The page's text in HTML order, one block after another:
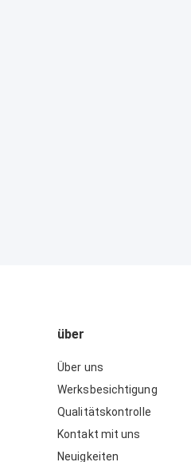
über
Über uns
Werksbesichtigung
Qualitätskontrolle
Kontakt mit uns
Neuigkeiten